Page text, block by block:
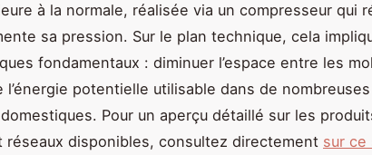
à la normale, réalisée via un compresseur qui
sa pression. Sur le plan technique, cela
fondamentaux : diminuer l’espace entre les
l’énergie potentielle utilisable dans de
Pour un aperçu détaillé sur les
réseaux disponibles, consultez directement sur ce